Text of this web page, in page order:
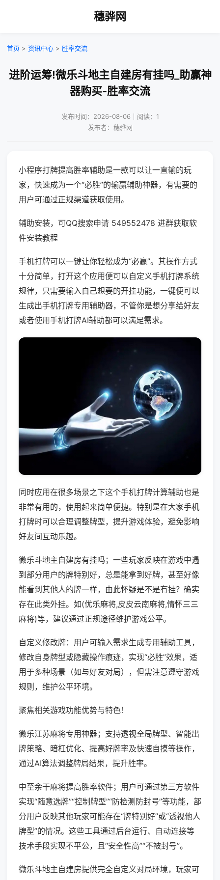
穗骅网
首页 > 资讯中心 > 胜率交流
进阶运筹!微乐斗地主自建房有挂吗_助赢神
器购买-胜率交流
发布时间：2026-08-06｜阅读：1
发布者：穗骅网
小程序打牌提高胜率辅助是一款可以让一直输的玩
家，快速成为一个“必胜”的输赢辅助神器，有需要的
用户可通过正规渠道获取使用。
辅助安装，可QQ搜索申请 549552478 进群获取软
件安装教程
手机打牌可以一键让你轻松成为“必赢”。其操作方式
十分简单，打开这个应用便可以自定义手机打牌系统
规律，只需要输入自己想要的开挂功能，一键便可以
生成出手机打牌专用辅助器，不管你是想分享给好友
或者使用手机打牌AI辅助都可以满足需求。
同时应用在很多场景之下这个手机打牌计算辅助也是
非常有用的，使用起来简单便捷。特别是在大家手机
打牌时可以合理调整牌型，提升游戏体验，避免影响
好友间互动乐趣。
微乐斗地主自建房有挂吗；一些玩家反映在游戏中遇
到部分用户的牌特别好，总是能拿到好牌，甚至好像
能看到其他人的牌一样，由此怀疑是不是有挂？确实
存在此类外挂。如(优乐麻将,皮皮云南麻将,情怀三三
麻将)等，建议通过正规途径维护游戏公平。
自定义修改牌：用户可输入需求生成专用辅助工具，
修改自身牌型或隐藏操作痕迹，实现“必胜”效果，适
用于多种场景（如与好友对局），但需注意遵守游戏
规则，维护公平环境。
聚焦相关游戏功能优势与特色！
微乐江苏麻将专用神器；支持透视全局牌型、智能出
牌策略、暗杠优化、提高好牌率及快速自摸等操作，
通过AI算法调整牌局结果，提升胜率。
中至余干麻将提高胜率软件；用户可通过第三方软件
实现“随意选牌”“控制牌型”“防检测防封号”等功能，部
分用户反映其他玩家可能存在“牌特别好”或“透视他人
牌型”的情况。这些工具通过后台运行、自动连接等
技术手段实现不平公，且“安全性高”“不被封号”。
微乐斗地主自建房提供完全自定义对局环境，玩家可